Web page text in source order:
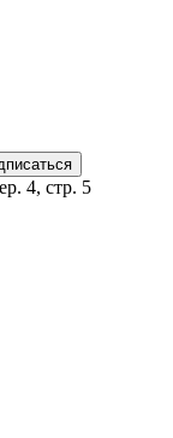
4, стр. 5